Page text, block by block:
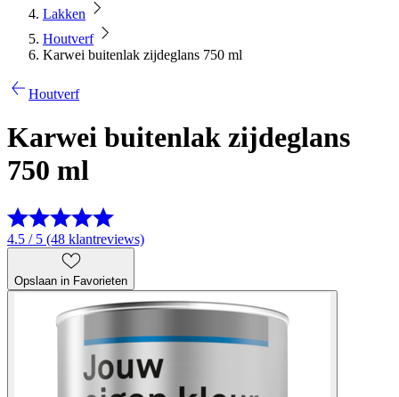
Lakken
Houtverf
Karwei buitenlak zijdeglans 750 ml
Houtverf
Karwei buitenlak zijdeglans
750 ml
4.5 / 5 (48 klantreviews)
Opslaan in Favorieten